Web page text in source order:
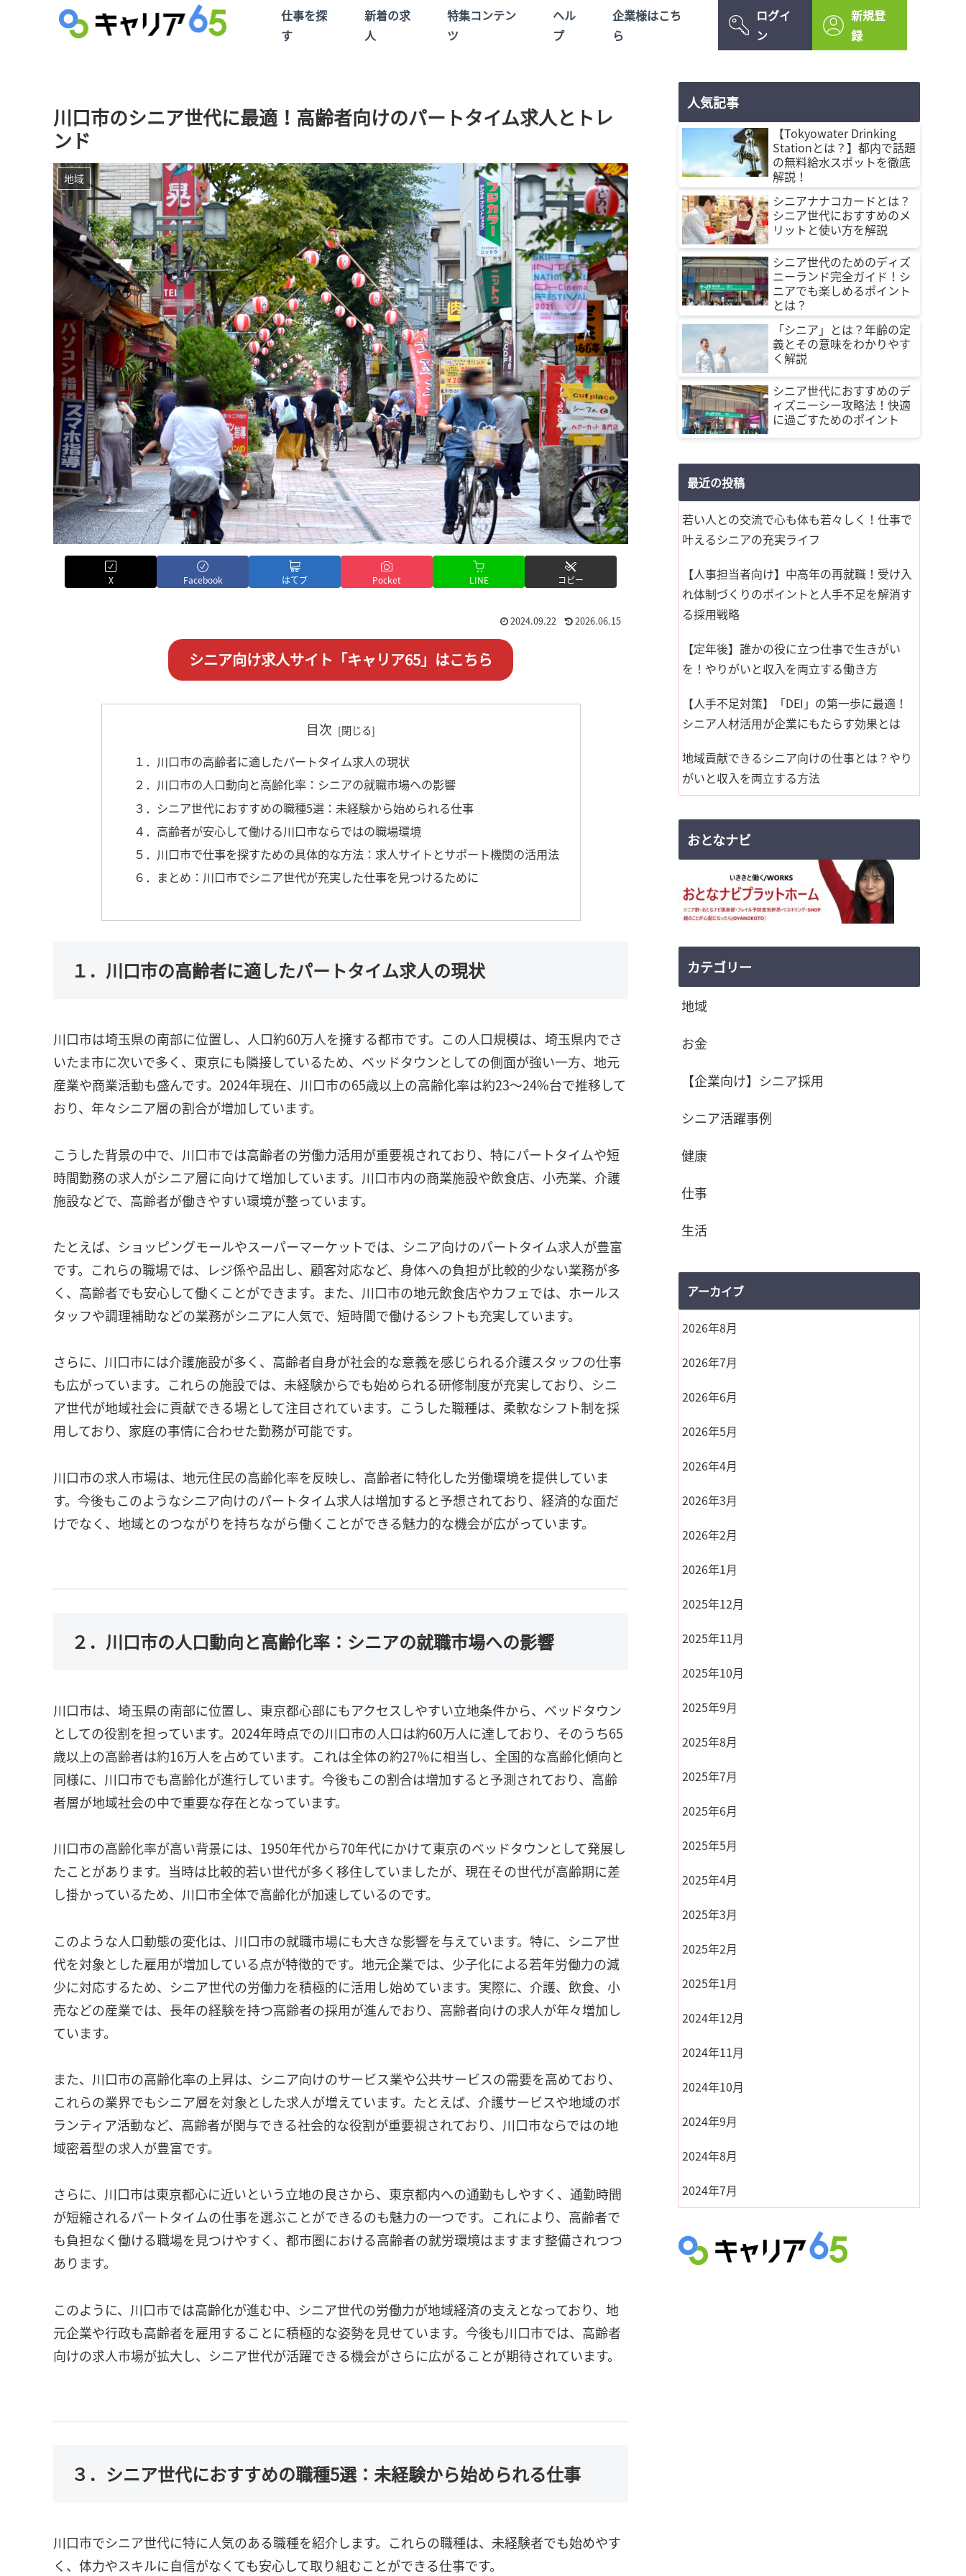
仕事を探
す
新着の求
人
特集コンテン
ツ
ヘル
プ
企業様はこち
ら
ログイ
ン
新規登
録
川口市のシニア世代に最適！高齢者向けのパートタイム求人とトレ
ンド
地域
X Facebook はてブ Pocket LINE コピー
2024.09.22 2026.06.15
シニア向け求人サイト「キャリア65」はこちら
目次
１．川口市の高齢者に適したパートタイム求人の現状
２．川口市の人口動向と高齢化率：シニアの就職市場への影響
３．シニア世代におすすめの職種5選：未経験から始められる仕事
４．高齢者が安心して働ける川口市ならではの職場環境
５．川口市で仕事を探すための具体的な方法：求人サイトとサポート機関の活用法
６．まとめ：川口市でシニア世代が充実した仕事を見つけるために
１．川口市の高齢者に適したパートタイム求人の現状
川口市は埼玉県の南部に位置し、人口約60万人を擁する都市です。この人口規模は、埼玉県内でさ
いたま市に次いで多く、東京にも隣接しているため、ベッドタウンとしての側面が強い一方、地元
産業や商業活動も盛んです。2024年現在、川口市の65歳以上の高齢化率は約23〜24%台で推移して
おり、年々シニア層の割合が増加しています。
こうした背景の中で、川口市では高齢者の労働力活用が重要視されており、特にパートタイムや短
時間勤務の求人がシニア層に向けて増加しています。川口市内の商業施設や飲食店、小売業、介護
施設などで、高齢者が働きやすい環境が整っています。
たとえば、ショッピングモールやスーパーマーケットでは、シニア向けのパートタイム求人が豊富
です。これらの職場では、レジ係や品出し、顧客対応など、身体への負担が比較的少ない業務が多
く、高齢者でも安心して働くことができます。また、川口市の地元飲食店やカフェでは、ホールス
タッフや調理補助などの業務がシニアに人気で、短時間で働けるシフトも充実しています。
さらに、川口市には介護施設が多く、高齢者自身が社会的な意義を感じられる介護スタッフの仕事
も広がっています。これらの施設では、未経験からでも始められる研修制度が充実しており、シニ
ア世代が地域社会に貢献できる場として注目されています。こうした職種は、柔軟なシフト制を採
用しており、家庭の事情に合わせた勤務が可能です。
川口市の求人市場は、地元住民の高齢化率を反映し、高齢者に特化した労働環境を提供していま
す。今後もこのようなシニア向けのパートタイム求人は増加すると予想されており、経済的な面だ
けでなく、地域とのつながりを持ちながら働くことができる魅力的な機会が広がっています。
２．川口市の人口動向と高齢化率：シニアの就職市場への影響
川口市は、埼玉県の南部に位置し、東京都心部にもアクセスしやすい立地条件から、ベッドタウン
としての役割を担っています。2024年時点での川口市の人口は約60万人に達しており、そのうち65
歳以上の高齢者は約16万人を占めています。これは全体の約27％に相当し、全国的な高齢化傾向と
同様に、川口市でも高齢化が進行しています。今後もこの割合は増加すると予測されており、高齢
者層が地域社会の中で重要な存在となっています。
川口市の高齢化率が高い背景には、1950年代から70年代にかけて東京のベッドタウンとして発展し
たことがあります。当時は比較的若い世代が多く移住していましたが、現在その世代が高齢期に差
し掛かっているため、川口市全体で高齢化が加速しているのです。
このような人口動態の変化は、川口市の就職市場にも大きな影響を与えています。特に、シニア世
代を対象とした雇用が増加している点が特徴的です。地元企業では、少子化による若年労働力の減
少に対応するため、シニア世代の労働力を積極的に活用し始めています。実際に、介護、飲食、小
売などの産業では、長年の経験を持つ高齢者の採用が進んでおり、高齢者向けの求人が年々増加し
ています。
また、川口市の高齢化率の上昇は、シニア向けのサービス業や公共サービスの需要を高めており、
これらの業界でもシニア層を対象とした求人が増えています。たとえば、介護サービスや地域のボ
ランティア活動など、高齢者が関与できる社会的な役割が重要視されており、川口市ならではの地
域密着型の求人が豊富です。
さらに、川口市は東京都心に近いという立地の良さから、東京都内への通勤もしやすく、通勤時間
が短縮されるパートタイムの仕事を選ぶことができるのも魅力の一つです。これにより、高齢者で
も負担なく働ける職場を見つけやすく、都市圏における高齢者の就労環境はますます整備されつつ
あります。
このように、川口市では高齢化が進む中、シニア世代の労働力が地域経済の支えとなっており、地
元企業や行政も高齢者を雇用することに積極的な姿勢を見せています。今後も川口市では、高齢者
向けの求人市場が拡大し、シニア世代が活躍できる機会がさらに広がることが期待されています。
３．シニア世代におすすめの職種5選：未経験から始められる仕事
川口市でシニア世代に特に人気のある職種を紹介します。これらの職種は、未経験者でも始めやす
く、体力やスキルに自信がなくても安心して取り組むことができる仕事です。
人気記事
【Tokyowater Drinking
Stationとは？】都内で話題
の無料給水スポットを徹底
解説！
シニアナナコカードとは？
シニア世代におすすめのメ
リットと使い方を解説
シニア世代のためのディズ
ニーランド完全ガイド！シ
ニアでも楽しめるポイント
とは？
「シニア」とは？年齢の定
義とその意味をわかりやす
く解説
シニア世代におすすめのデ
ィズニーシー攻略法！快適
に過ごすためのポイント
最近の投稿
若い人との交流で心も体も若々しく！仕事で
叶えるシニアの充実ライフ
【人事担当者向け】中高年の再就職！受け入
れ体制づくりのポイントと人手不足を解消す
る採用戦略
【定年後】誰かの役に立つ仕事で生きがい
を！やりがいと収入を両立する働き方
【人手不足対策】「DEI」の第一歩に最適！
シニア人材活用が企業にもたらす効果とは
地域貢献できるシニア向けの仕事とは？やり
がいと収入を両立する方法
おとなナビ
カテゴリー
地域
お金
【企業向け】シニア採用
シニア活躍事例
健康
仕事
生活
アーカイブ
2026年8月
2026年7月
2026年6月
2026年5月
2026年4月
2026年3月
2026年2月
2026年1月
2025年12月
2025年11月
2025年10月
2025年9月
2025年8月
2025年7月
2025年6月
2025年5月
2025年4月
2025年3月
2025年2月
2025年1月
2024年12月
2024年11月
2024年10月
2024年9月
2024年8月
2024年7月